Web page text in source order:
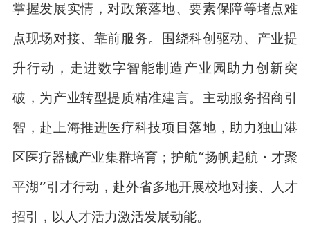
掌握发展实情，对政策落地、要素保障等堵点难
点现场对接、靠前服务。围绕科创驱动、产业提
升行动，走进数字智能制造产业园助力创新突
破，为产业转型提质精准建言。主动服务招商引
智，赴上海推进医疗科技项目落地，助力独山港
区医疗器械产业集群培育；护航“扬帆起航・才聚
平湖”引才行动，赴外省多地开展校地对接、人才
招引，以人才活力激活发展动能。